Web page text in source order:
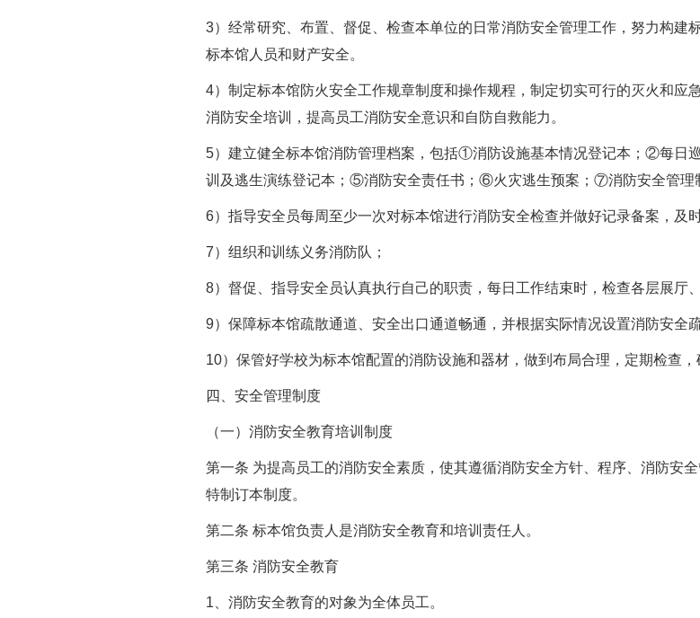
3）经常研究、布置、督促、检查本单位的日常消防安全管理工作，努力构建
标本馆人员和财产安全。
4）制定标本馆防火安全工作规章制度和操作规程，制定切实可行的灭火和应
消防安全培训，提高员工消防安全意识和自防自救能力。
5）建立健全标本馆消防管理档案，包括①消防设施基本情况登记本；②每日
训及逃生演练登记本；⑤消防安全责任书；⑥火灾逃生预案；⑦消防安全管理
6）指导安全员每周至少一次对标本馆进行消防安全检查并做好记录备案，及
7）组织和训练义务消防队；
8）督促、指导安全员认真执行自己的职责，每日工作结束时，检查各层展厅
9）保障标本馆疏散通道、安全出口通道畅通，并根据实际情况设置消防安全疏
10）保管好学校为标本馆配置的消防设施和器材，做到布局合理，定期检查，
四、安全管理制度
（一）消防安全教育培训制度
第一条 为提高员工的消防安全素质，使其遵循消防安全方针、程序、消防安
特制订本制度。
第二条 标本馆负责人是消防安全教育和培训责任人。
第三条 消防安全教育
1 、消防安全教育的对象为全体员工。